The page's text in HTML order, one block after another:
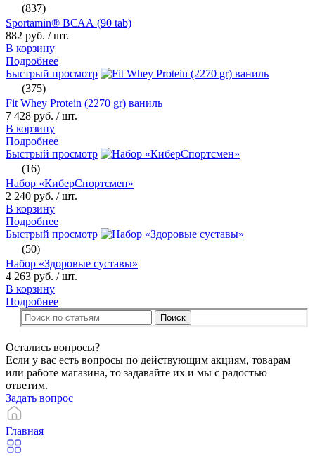
(837)
Sportamin® ВСАА (90 tab)
882 руб. / шт.
В корзину
Подробнее
Быстрый просмотр
(375)
Fit Whey Protein (2270 gr) ваниль
7 428 руб. / шт.
В корзину
Подробнее
Быстрый просмотр
(16)
Набор «КиберСпортсмен»
2 240 руб. / шт.
В корзину
Подробнее
Быстрый просмотр
(50)
Набор «Здоровые суставы»
4 263 руб. / шт.
В корзину
Подробнее
Поиск
Остались вопросы?
Если у вас есть вопросы по действующим акциям, товарам
или работе магазина, то задавайте их и мы с радостью
ответим.
Задать вопрос
Главная